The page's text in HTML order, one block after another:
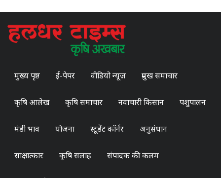
मुख्य पृष्ठ ई-पेपर वीडियो न्यूज़ प्रमुख समाचार
कृषि आलेख कृषि समाचार नवाचारी किसान पशुपालन
मंडी भाव योजना स्टूडेंट कॉर्नर अनुसंधान
साक्षात्कार कृषि सलाह संपादक की कलम